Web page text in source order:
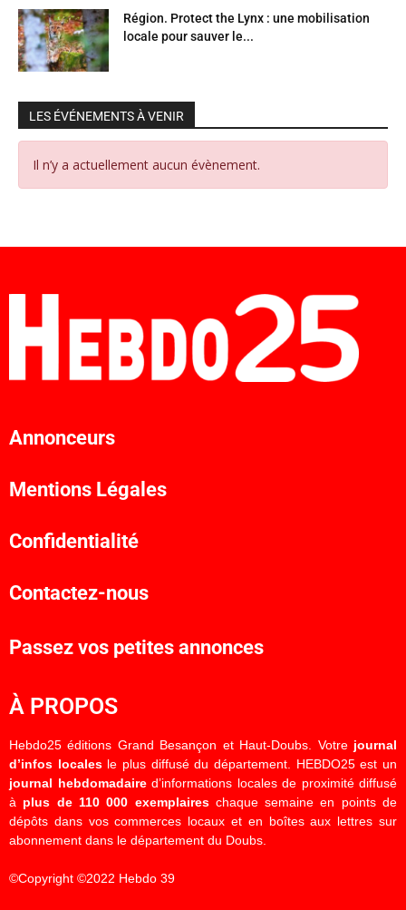
Région. Protect the Lynx : une mobilisation
locale pour sauver le...
LES ÉVÉNEMENTS À VENIR
Il n’y a actuellement aucun évènement.
Annonceurs
Mentions Légales
Confidentialité
Contactez-nous
Passez vos petites annonces
À PROPOS
Hebdo25 éditions Grand Besançon et Haut-Doubs. Votre journal
d’infos localesle plus diffusé du département. HEBDO25 est un
journal hebdomadaired’informations locales de proximité diffusé
à plus de 110 000 exemplaireschaque semaine en points de
dépôts dans vos commerces locaux et en boîtes aux lettres sur
abonnement dans le département du Doubs.
©Copyright ©2022 Hebdo 39